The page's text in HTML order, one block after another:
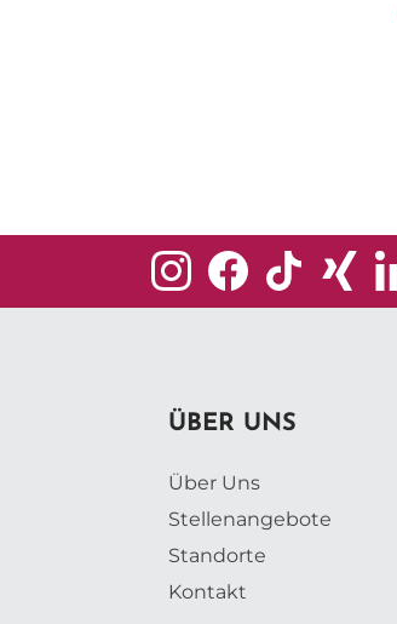
ÜBER UNS
Über Uns
Stellenangebote
Standorte
Kontakt